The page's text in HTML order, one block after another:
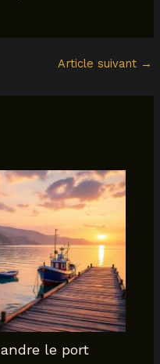
Article suivant →
le port